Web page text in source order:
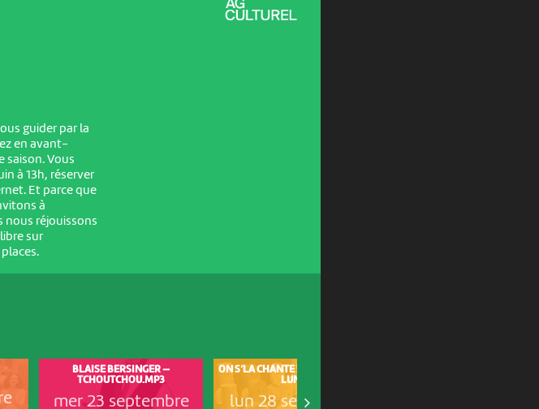
guider par la
en avant-
saison. Vous
à 13h, réserver
Et parce que
à
nous réjouissons
sur
BLAISE BERSINGER —
TCHOUTCHOU.MP3
mer 23 septembre
ON S’LA CHANTE ! LA CHORALE DU
LUNDI
lun 28 septembre